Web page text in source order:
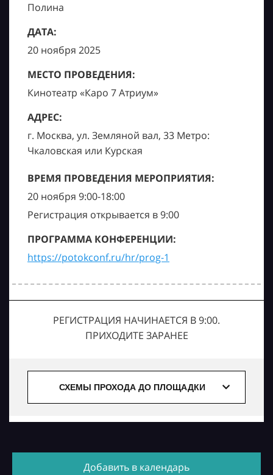
Полина
ДАТА:
20 ноября 2025
МЕСТО ПРОВЕДЕНИЯ:
Кинотеатр «Каро 7 Атриум»
АДРЕС:
г. Москва, ул. Земляной вал, 33 Метро:
Чкаловская или Курская
ВРЕМЯ ПРОВЕДЕНИЯ МЕРОПРИЯТИЯ:
20 ноября 9:00-18:00
Регистрация открывается в 9:00
ПРОГРАММА КОНФЕРЕНЦИИ:
https://potokconf.ru/hr/prog-1
РЕГИСТРАЦИЯ НАЧИНАЕТСЯ В 9:00.
ПРИХОДИТЕ ЗАРАНЕЕ
СХЕМЫ ПРОХОДА ДО ПЛОЩАДКИ
Добавить в календарь